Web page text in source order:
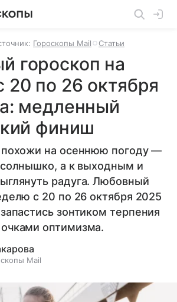
Гороскопы Mail Статьи
гороскоп на
20 по 26 октября
медленный
финиш
похожи на осеннюю погоду —
а к выходным и
радуга. Любовный
с 20 по 26 октября 2025
зонтиком терпения
оптимизма.
Mail